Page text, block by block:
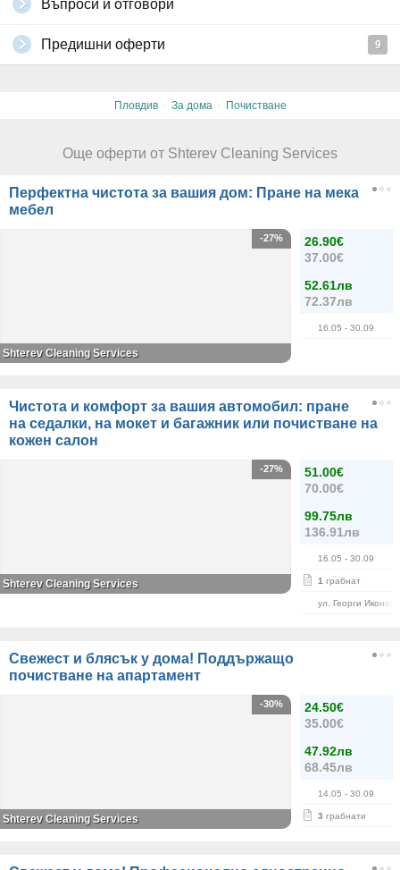
Въпроси и отговори
Предишни оферти 9
Пловдив · За дома · Почистване
Още оферти от Shterev Cleaning Services
Перфектна чистота за вашия дом: Пране на мека
мебел
26.90€
37.00€
52.61лв
72.37лв
16.05 - 30.09
-27%
Shterev Cleaning Services
Чистота и комфорт за вашия автомобил: пране
на седалки, на мокет и багажник или почистване на
кожен салон
51.00€
70.00€
99.75лв
136.91лв
16.05 - 30.09
1 грабнат
ул. Георги
-27%
Shterev Cleaning Services
Свежест и блясък у дома! Поддържащо
почистване на апартамент
24.50€
35.00€
47.92лв
68.45лв
14.05 - 30.09
3 грабнати
-30%
Shterev Cleaning Services